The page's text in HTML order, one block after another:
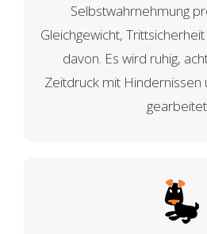
Selbstwahrnehmung
Gleichgewicht,
davon. Es wird ruhig,
Zeitdruck mit Hindernissen